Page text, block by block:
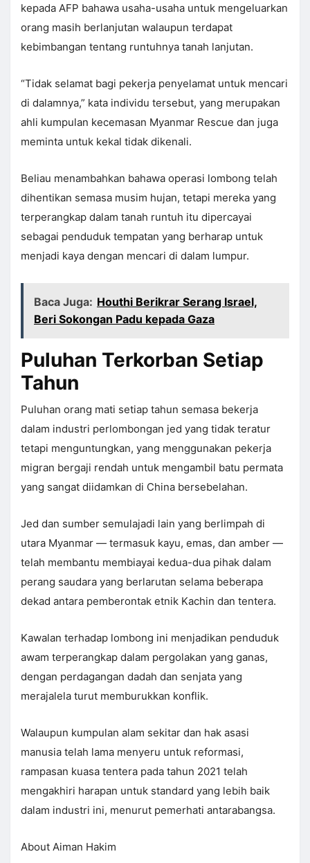
kepada AFP bahawa usaha-usaha untuk mengeluarkan
orang masih berlanjutan walaupun terdapat
kebimbangan tentang runtuhnya tanah lanjutan.
“Tidak selamat bagi pekerja penyelamat untuk mencari
di dalamnya,” kata individu tersebut, yang merupakan
ahli kumpulan kecemasan Myanmar Rescue dan juga
meminta untuk kekal tidak dikenali.
Beliau menambahkan bahawa operasi lombong telah
dihentikan semasa musim hujan, tetapi mereka yang
terperangkap dalam tanah runtuh itu dipercayai
sebagai penduduk tempatan yang berharap untuk
menjadi kaya dengan mencari di dalam lumpur.
Baca Juga: Houthi Berikrar Serang Israel,
Beri Sokongan Padu kepada Gaza
Puluhan Terkorban Setiap
Tahun
Puluhan orang mati setiap tahun semasa bekerja
dalam industri perlombongan jed yang tidak teratur
tetapi menguntungkan, yang menggunakan pekerja
migran bergaji rendah untuk mengambil batu permata
yang sangat diidamkan di China bersebelahan.
Jed dan sumber semulajadi lain yang berlimpah di
utara Myanmar — termasuk kayu, emas, dan amber —
telah membantu membiayai kedua-dua pihak dalam
perang saudara yang berlarutan selama beberapa
dekad antara pemberontak etnik Kachin dan tentera.
Kawalan terhadap lombong ini menjadikan penduduk
awam terperangkap dalam pergolakan yang ganas,
dengan perdagangan dadah dan senjata yang
merajalela turut memburukkan konflik.
Walaupun kumpulan alam sekitar dan hak asasi
manusia telah lama menyeru untuk reformasi,
rampasan kuasa tentera pada tahun 2021 telah
mengakhiri harapan untuk standard yang lebih baik
dalam industri ini, menurut pemerhati antarabangsa.
About Aiman Hakim